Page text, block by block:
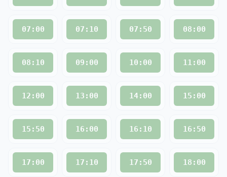
07:00 07:10 07:50 08:00
08:10 09:00 10:00 11:00
12:00 13:00 14:00 15:00
15:50 16:00 16:10 16:50
17:00 17:10 17:50 18:00